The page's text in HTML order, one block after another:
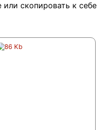
скопировать к себе